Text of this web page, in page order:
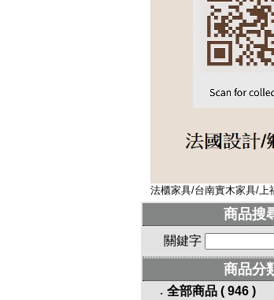
法櫃家具/台南實木家具/
商品搜
關鍵字
商品分
‧ 全部商品 ( 946 )